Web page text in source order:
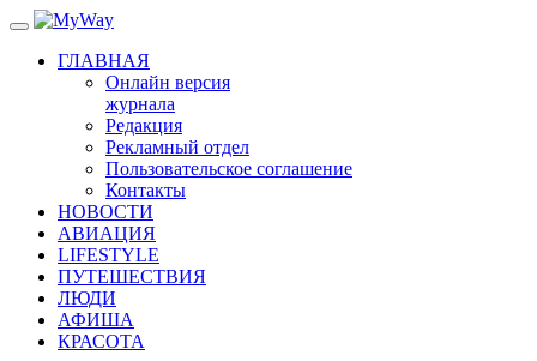
ГЛАВНАЯ
Онлайн версия
журнала
Редакция
Рекламный отдел
Пользовательское соглашение
Контакты
НОВОСТИ
АВИАЦИЯ
LIFESTYLE
ПУТЕШЕСТВИЯ
ЛЮДИ
АФИША
КРАСОТА